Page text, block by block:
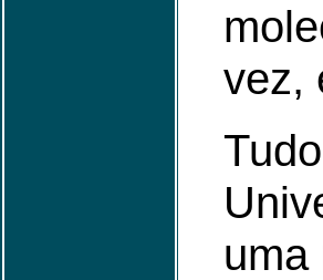
vez,
uma